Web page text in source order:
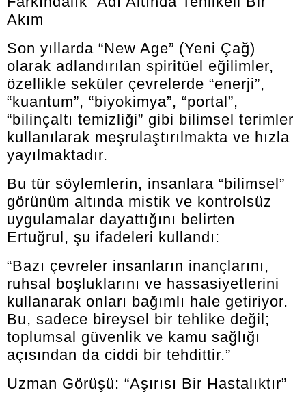
Akım
Son yıllarda “New Age” (Yeni Çağ)
olarak adlandırılan spiritüel eğilimler,
özellikle seküler çevrelerde “enerji”,
“kuantum”, “biyokimya”, “portal”,
“bilinçaltı temizliği” gibi bilimsel terimler
kullanılarak meşrulaştırılmakta ve hızla
yayılmaktadır.
Bu tür söylemlerin, insanlara “bilimsel”
görünüm altında mistik ve kontrolsüz
uygulamalar dayattığını belirten
Ertuğrul, şu ifadeleri kullandı:
“Bazı çevreler insanların inançlarını,
ruhsal boşluklarını ve hassasiyetlerini
kullanarak onları bağımlı hale getiriyor.
Bu, sadece bireysel bir tehlike değil;
toplumsal güvenlik ve kamu sağlığı
açısından da ciddi bir tehdittir.”
Uzman Görüşü: “Aşırısı Bir Hastalıktır”